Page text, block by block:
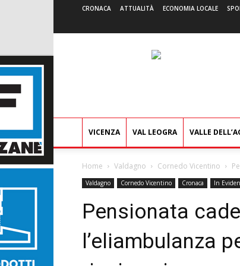
CRONACA ATTUALITÀ ECONOMIA LOCALE
VICENZA VAL LEOGRA VALLE
Home Valdagno Cornedo Vicentino
Valdagno Cornedo Vicentino Cronaca In
Pensionata
l’eliambulanza